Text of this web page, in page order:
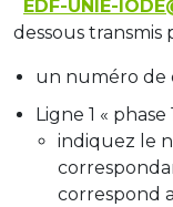
EDF-UNIE-
dessous transmis
un numéro de
Ligne 1 « phase
indiquez le
correspond